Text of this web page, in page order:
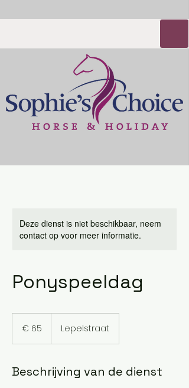
Deze dienst is niet beschikbaar, neem
contact op voor meer informatie.
Ponyspeeldag
€ 65 Lepelstraat
Beschrijving van de dienst